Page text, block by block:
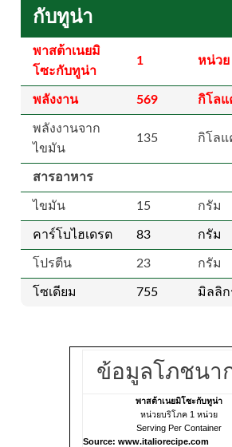
กับทูน่า
พาสต้าเนยมิ
โซะกับทูน่า
1 หน่วย
พลังงาน 569 กิโล
พลังงานจาก
ไขมัน
135 กิโลแ
สารอาหาร
ไขมัน 15 กรัม
คาร์โบไฮเดรต 83 กรัม
โปรตีน 23 กรัม
โซเดียม 755 มิลลิก
ข้อมูลโภชนา
พาสต้าเนยมิโซะกับทูน่า
หน่วยบริโภค 1 หน่วย
Serving Per Container
Source: www.italiorecipe.com